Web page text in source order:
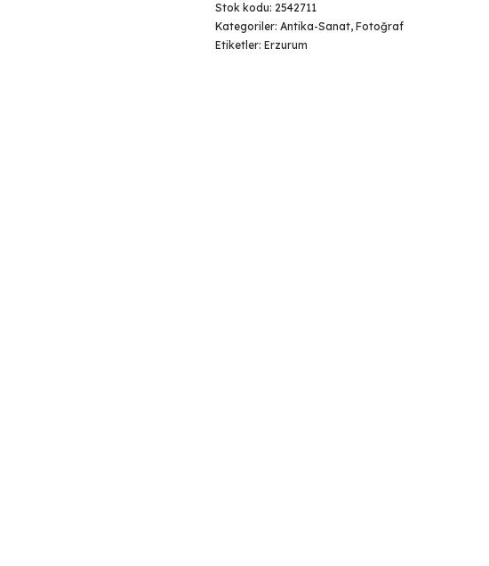
Stok kodu: 2542711
Kategoriler: Antika-Sanat, Fotoğraf
Etiketler: Erzurum